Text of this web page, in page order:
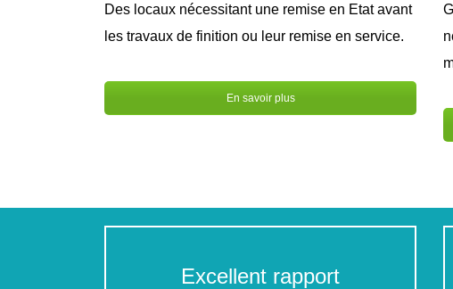
Des locaux nécessitant une remise en Etat avant
les travaux de finition ou leur remise en service.
En savoir plus
Excellent rapport